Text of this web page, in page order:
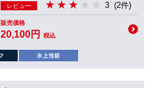
レビュー 3 (2件)
販売価格
20,100円 税込